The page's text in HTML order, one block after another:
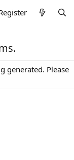
generated. Please